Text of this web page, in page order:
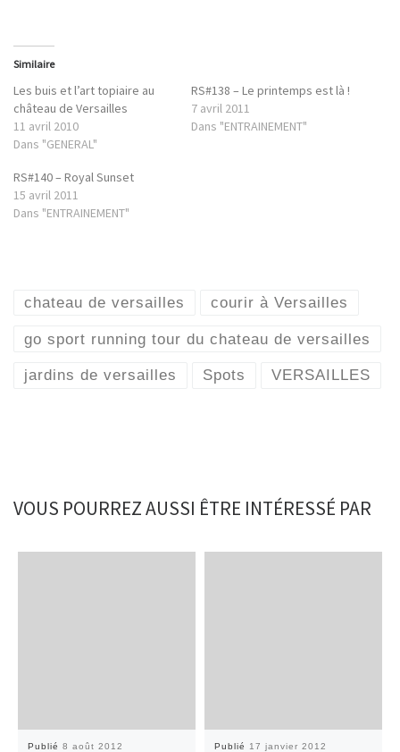
Similaire
Les buis et l’art topiaire au
château de Versailles
11 avril 2010
Dans "GENERAL"
RS#138 – Le printemps est là !
7 avril 2011
Dans "ENTRAINEMENT"
RS#140 – Royal Sunset
15 avril 2011
Dans "ENTRAINEMENT"
chateau de versailles courir à Versailles
go sport running tour du chateau de versailles
jardins de versailles Spots VERSAILLES
VOUS POURREZ AUSSI ÊTRE INTÉRESSÉ PAR
Publié8 août 2012 Publié 17 janvier 2012